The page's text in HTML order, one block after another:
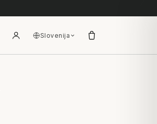
Slovenija